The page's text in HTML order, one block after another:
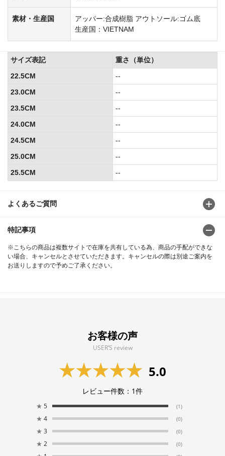
素材・生産国
アッパー:合成樹脂 アウトソール:ゴム底
生産国：VIETNAM
よくあるご質問
特記事項
※こちらの商品は複数サイトで在庫を共有している為、商品の手配ができな
い場合、キャンセルとさせていただきます。キャンセルの際は別途ご案内を
お送りしますので予めご了承ください。
サイズ表記
重さ（単位）
22.5CM
--
23.0CM
--
23.5CM
--
24.0CM
--
24.5CM
--
25.0CM
--
25.5CM
--
お客様の声
USER’S review
5.0
レビュー件数： 1件
★ 5 (1)
★ 4 (0)
★ 3 (0)
★ 2 (0)